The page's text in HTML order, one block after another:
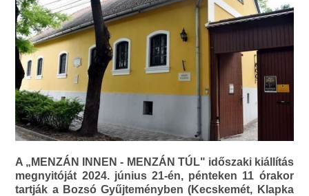
A „MENZÁN INNEN - MENZÁN TÚL" időszaki kiállítás
megnyitóját 2024. június 21-én, pénteken 11 órakor
tartják a Bozsó Gyűjteményben (Kecskemét, Klapka